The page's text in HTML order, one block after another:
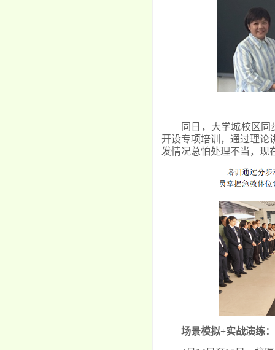
同日，大学城校区
开设专项培训，通过理论
发情况总怕处理不当，现
场景模拟+实战演练